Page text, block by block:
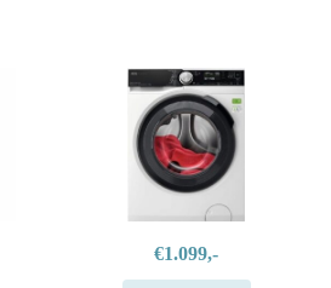
€1.099,-